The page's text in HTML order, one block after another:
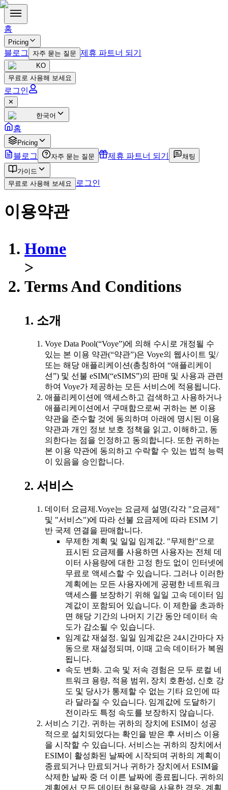
홈
Pricing
블로그 자주 묻는 질문 제휴 파트너 되기
KO
무료로 사용해 보세요
로그인
✕
한국어
홈
Pricing
블로그 자주 묻는 질문 제휴 파트너 되기
채팅
가이드
무료로 사용해 보세요
로그인
이용약관
Home
>
Terms And Conditions
1. 소개
Voye Data Pool(“Voye”)에 의해 수시로 개정될 수
있는 본 이용 약관(“약관”)은 Voye의 웹사이트 및/
또는 해당 애플리케이션(총칭하여 “애플리케이
션”) 및 선불 eSIM(“eSIMS”)의 판매 및 사용과 관련
하여 Voye가 제공하는 모든 서비스에 적용됩니다.
애플리케이션에 액세스하고 검색하고 사용하거나
애플리케이션에서 구매함으로써 귀하는 본 이용
약관을 준수할 것에 동의하며 아래에 명시된 이용
약관과 개인 정보 보호 정책을 읽고, 이해하고, 동
의한다는 점을 인정하고 동의합니다. 또한 귀하는
본 이용 약관에 동의하고 수락할 수 있는 법적 능력
이 있음을 승인합니다.
2. 서비스
데이터 요금제.Voye는 요금제 설명(각각 "요금제"
및 "서비스")에 따라 선불 요금제에 따라 ESIM 기
반 국제 연결을 판매합니다.
무제한 계획 및 일일 임계값. "무제한"으로
표시된 요금제를 사용하면 사용자는 전체 데
이터 사용량에 대한 고정 한도 없이 인터넷에
무료로 액세스할 수 있습니다. 그러나 이러한
계획에는 모든 사용자에게 공평한 네트워크
액세스를 보장하기 위해 일일 고속 데이터 임
계값이 포함되어 있습니다. 이 제한을 초과하
면 해당 기간의 나머지 기간 동안 데이터 속
도가 감소될 수 있습니다.
임계값 재설정. 일일 임계값은 24시간마다 자
동으로 재설정되며, 이때 고속 데이터가 복원
됩니다.
속도 변화. 고속 및 저속 경험은 모두 로컬 네
트워크 용량, 적용 범위, 장치 호환성, 신호 강
도 및 당사가 통제할 수 없는 기타 요인에 따
라 달라질 수 있습니다. 임계값에 도달하기
전이라도 특정 속도를 보장하지 않습니다.
서비스 기간. 귀하는 귀하의 장치에 ESIM이 성공
적으로 설치되었다는 확인을 받은 후 서비스 이용
을 시작할 수 있습니다. 서비스는 귀하의 장치에서
ESIM이 활성화된 날짜에 시작되며 귀하의 계획이
종료되거나 만료되거나 귀하가 장치에서 ESIM을
삭제한 날짜 중 더 이른 날짜에 종료됩니다. 귀하의
계획에서 모든 데이터 허용량을 사용한 경우, 계획